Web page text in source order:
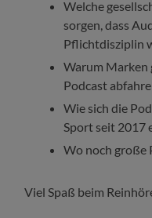
Welche
sorgen, dass
Pflichtdisziplin
Warum Marken
Podcast
Wie sich die
Sport seit 2017
Wo noch große
Viel Spaß beim